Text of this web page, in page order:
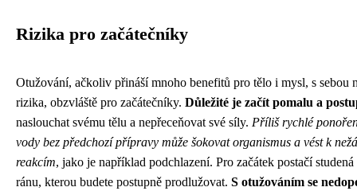
Rizika pro začátečníky
Otužování, ačkoliv přináší mnoho benefitů pro tělo i mysl, s sebou
rizika, obzvláště pro začátečníky. Důležité je začít pomalu a
naslouchat svému tělu a nepřeceňovat své síly. Příliš rychlé
vody bez předchozí přípravy může šokovat organismus a vést k
reakcím, jako je například podchlazení. Pro začátek postačí studená
ránu, kterou budete postupně prodlužovat. S otužováním se